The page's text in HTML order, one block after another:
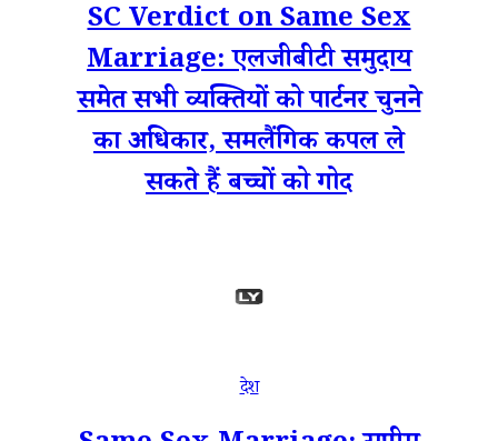
SC Verdict on Same Sex
Marriage: एलजीबीटी समुदाय
समेत सभी व्यक्तियों को पार्टनर चुनने
का अधिकार, समलैंगिक कपल ले
सकते हैं बच्चों को गोद
देश